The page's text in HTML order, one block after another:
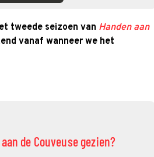
tweede seizoen van Handen aan
vanaf wanneer we het
de Couveuse gezien?